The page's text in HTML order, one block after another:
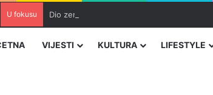
U fokusu Dio zeničkih rudara u jami zbog
VIJESTI KULTURA LIFESTYLE